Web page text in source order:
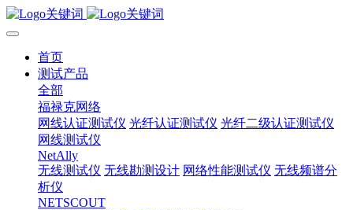
首页
测试产品
全部
福禄克网络
网线认证测试仪 光纤认证测试仪 光纤二级认证测试仪
网线测试仪
NetAlly
无线测试仪 无线勘测设计 网络性能测试仪 无线频谱分
析仪
NETSCOUT